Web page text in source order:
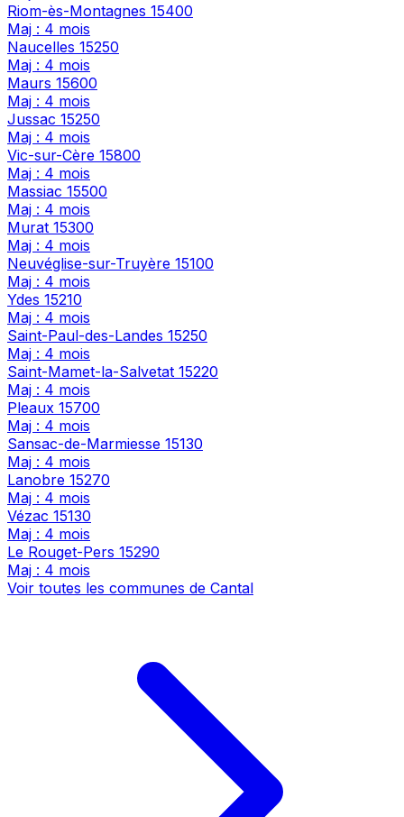
Riom-ès-Montagnes 15400
Maj : 4 mois
Naucelles 15250
Maj : 4 mois
Maurs 15600
Maj : 4 mois
Jussac 15250
Maj : 4 mois
Vic-sur-Cère 15800
Maj : 4 mois
Massiac 15500
Maj : 4 mois
Murat 15300
Maj : 4 mois
Neuvéglise-sur-Truyère 15100
Maj : 4 mois
Ydes 15210
Maj : 4 mois
Saint-Paul-des-Landes 15250
Maj : 4 mois
Saint-Mamet-la-Salvetat 15220
Maj : 4 mois
Pleaux 15700
Maj : 4 mois
Sansac-de-Marmiesse 15130
Maj : 4 mois
Lanobre 15270
Maj : 4 mois
Vézac 15130
Maj : 4 mois
Le Rouget-Pers 15290
Maj : 4 mois
Voir toutes les communes de Cantal